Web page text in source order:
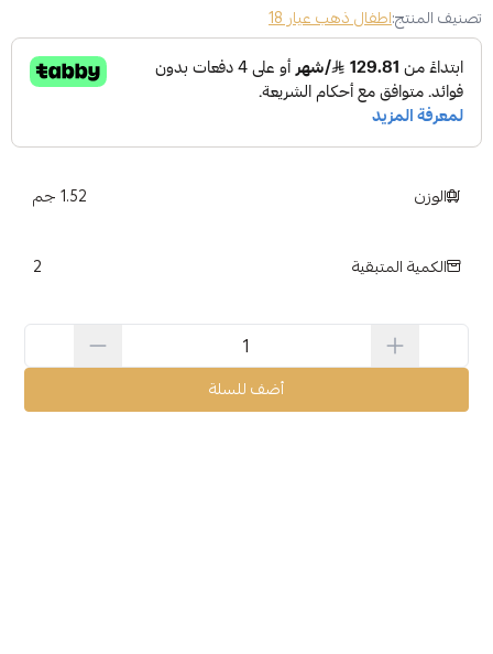
تصنيف المنتج:اطفال ذهب عيار 18
الوزن 1.52 جم
الكمية المتبقية 2
أضف للسلة